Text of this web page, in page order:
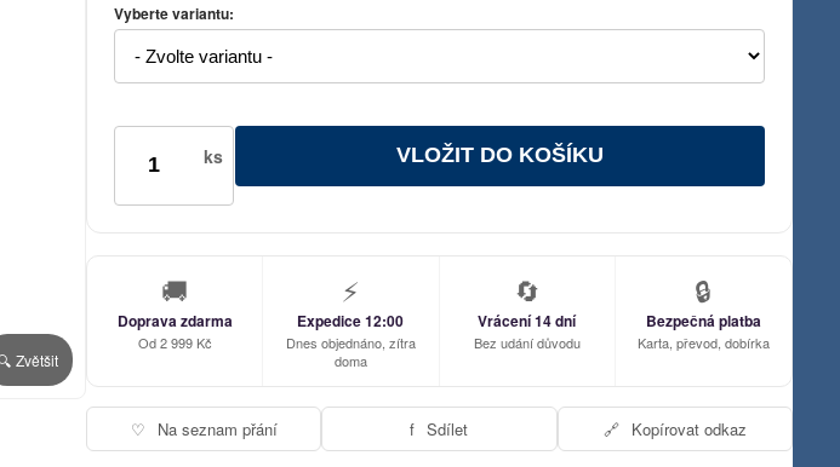
Zvětšit
Vyberte variantu:
ks VLOŽIT DO KOŠÍKU
🚚
Doprava zdarma
Od 2 999 Kč
⚡
Expedice 12:00
Dnes objednáno, zítra
doma
🔄
Vrácení 14 dní
Bez udání důvodu
🔒
Bezpečná platba
Karta, převod, dobírka
♡ Na seznam přání f Sdílet 🔗 Kopírovat odkaz